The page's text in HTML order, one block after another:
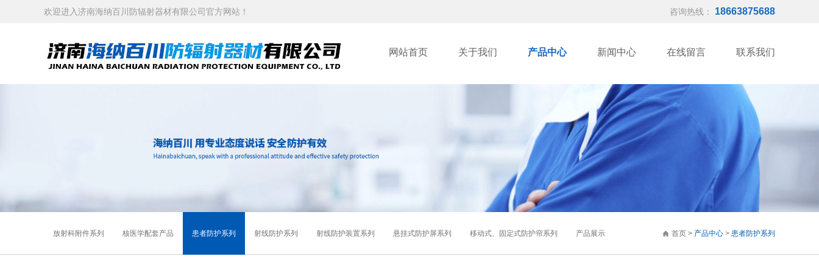
欢迎进入济南海纳百川防辐射器材有限公司官方网站！ 咨询热线： 18663875688
网站首页 关于我们 产品中心 新闻中心 在线留言 联系我们
首页 > 产品中心 > 患者防护系列
放射科附件系列 核医学配套产品 患者防护系列 射线防护系列 射线防护装置系列 悬挂式防护屏系列 移动式、固定式防护帘系列 产品展示